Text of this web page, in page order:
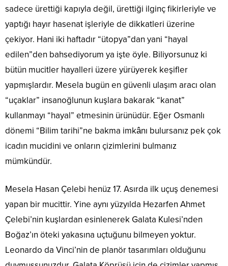
sadece ürettiği kapıyla değil, ürettiği ilginç fikirleriyle ve
yaptığı hayır hasenat işleriyle de dikkatleri üzerine
çekiyor. Hani iki haftadır “ütopya”dan yani “hayal
edilen”den bahsediyorum ya işte öyle. Biliyorsunuz ki
bütün mucitler hayalleri üzere yürüyerek keşifler
yapmışlardır. Mesela bugün en güvenli ulaşım aracı olan
“uçaklar” insanoğlunun kuşlara bakarak “kanat”
kullanmayı “hayal” etmesinin ürünüdür. Eğer Osmanlı
dönemi “Bilim tarihi”ne bakma imkânı bulursanız pek çok
icadın mucidini ve onların çizimlerini bulmanız
mümkündür.
Mesela Hasan Çelebi henüz 17. Asırda ilk uçuş denemesi
yapan bir mucittir. Yine aynı yüzyılda Hezarfen Ahmet
Çelebi’nin kuşlardan esinlenerek Galata Kulesi’nden
Boğaz’ın öteki yakasına uçtuğunu bilmeyen yoktur.
Leonardo da Vinci’nin de planör tasarımları olduğunu